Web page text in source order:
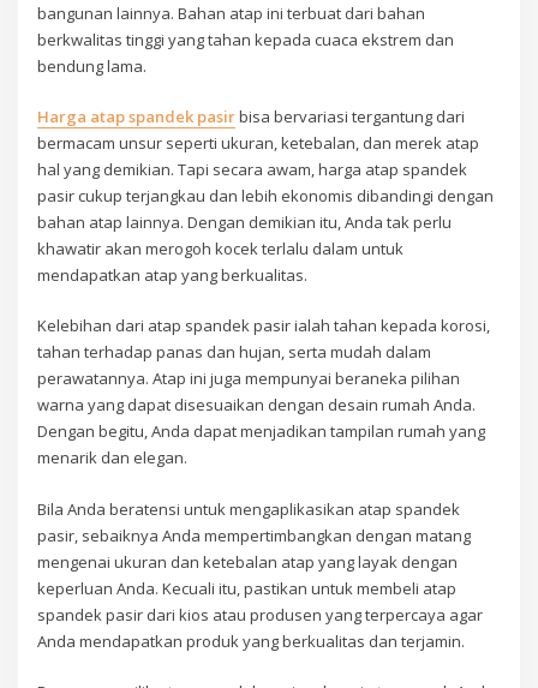
bangunan lainnya. Bahan atap ini terbuat dari bahan
berkwalitas tinggi yang tahan kepada cuaca ekstrem dan
bendung lama.
Harga atap spandek pasirbisa bervariasi tergantung dari
bermacam unsur seperti ukuran, ketebalan, dan merek atap
hal yang demikian. Tapi secara awam, harga atap spandek
pasir cukup terjangkau dan lebih ekonomis dibandingi dengan
bahan atap lainnya. Dengan demikian itu, Anda tak perlu
khawatir akan merogoh kocek terlalu dalam untuk
mendapatkan atap yang berkualitas.
Kelebihan dari atap spandek pasir ialah tahan kepada korosi,
tahan terhadap panas dan hujan, serta mudah dalam
perawatannya. Atap ini juga mempunyai beraneka pilihan
warna yang dapat disesuaikan dengan desain rumah Anda.
Dengan begitu, Anda dapat menjadikan tampilan rumah yang
menarik dan elegan.
Bila Anda beratensi untuk mengaplikasikan atap spandek
pasir, sebaiknya Anda mempertimbangkan dengan matang
mengenai ukuran dan ketebalan atap yang layak dengan
keperluan Anda. Kecuali itu, pastikan untuk membeli atap
spandek pasir dari kios atau produsen yang terpercaya agar
Anda mendapatkan produk yang berkualitas dan terjamin.